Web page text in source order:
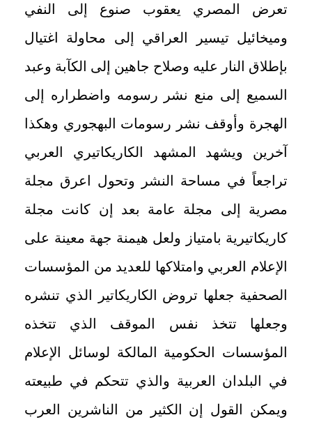
تعرض المصري يعقوب صنوع إلى النفي
وميخائيل تيسير العراقي إلى محاولة اغتيال
بإطلاق النار عليه وصلاح جاهين إلى الكآبة وعبد
السميع إلى منع نشر رسومه واضطراره إلى
الهجرة وأوقف نشر رسومات البهجوري وهكذا
آخرين ويشهد المشهد الكاريكاتيري العربي
تراجعاً في مساحة النشر وتحول اعرق مجلة
مصرية إلى مجلة عامة بعد إن كانت مجلة
كاريكاتيرية بامتياز ولعل هيمنة جهة معينة على
الإعلام العربي وامتلاكها للعديد من المؤسسات
الصحفية جعلها تروض الكاريكاتير الذي تنشره
وجعلها تتخذ نفس الموقف الذي تتخذه
المؤسسات الحكومية المالكة لوسائل الإعلام
في البلدان العربية والذي تتحكم في طبيعته
ويمكن القول إن الكثير من الناشرين العرب